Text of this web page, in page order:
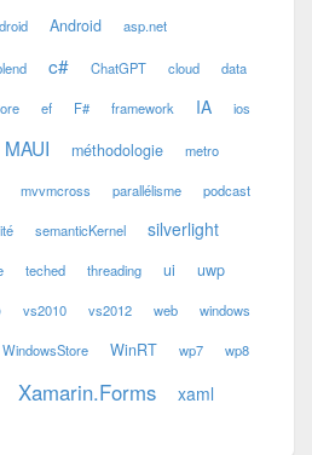
Android asp.net
c# ChatGPT cloud data
ef F# framework IA ios
MAUI méthodologie metro
mvvmcross parallélisme podcast
semanticKernel silverlight
teched threading ui uwp
vs2010 vs2012 web windows
WindowsStore WinRT wp7 wp8
Xamarin.Forms xaml